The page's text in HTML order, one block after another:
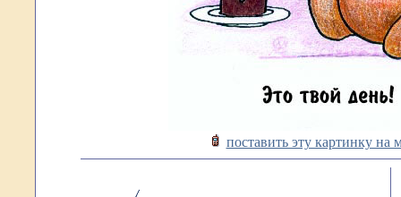
поставить эту картинку на